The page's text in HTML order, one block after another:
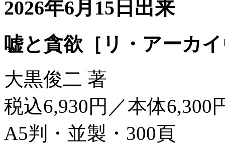
2026年6月15日出来
嘘と貪欲［リ・アーカ
大黒俊二 著
税込6,930円／本体6,300
A5判・並製・300頁